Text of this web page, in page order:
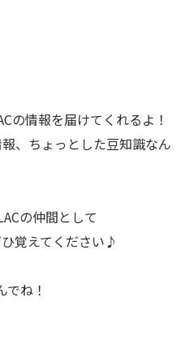
の情報を届けてくれるよ！
、ちょっとした豆知識なん
の仲間として
覚えてください♪
ね！